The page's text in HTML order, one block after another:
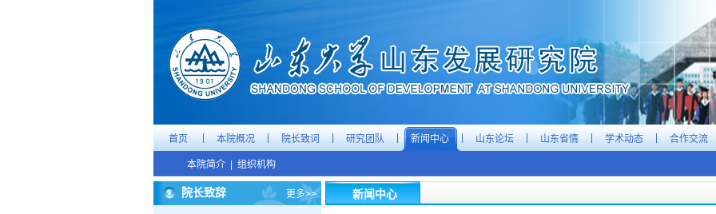
首页 本院概况 院长致词 研究团队 新闻中心 山东论坛 山东省情 学术动态 合作交流
本院简介 组织机构
院长致辞 更多>> 新闻中心